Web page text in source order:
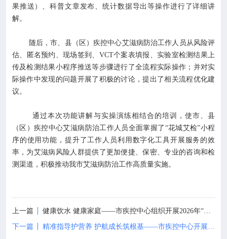
果推送）、科普文章发布、统计数据导出等操作进行了详细讲
解。
随后，市、县（区）疾控中心艾滋病防治工作人员从风险评
估、匿名预约、现场签到、VCT个案表填报、实验室检测结果上
传及检测结果小程序推送等步骤进行了全流程实际操作；并对实
际操作中发现的问题开展了积极的讨论，提出了相关流程优化建
议。
通过本次功能讲解与实操演练相结合的培训，使市、县
（区）疾控中心艾滋病防治工作人员全面掌握了“花城艾检”小程
序的使用功能，提升了工作人员利用数字化工具开展服务的效
率，为艾滋病风险人群提供了更加便捷、保密、专业的咨询和检
测渠道，积极推动我市艾滋病防治工作高质量实施。
上一篇
健康饮水 健康家庭——市疾控中心组织开展2026年“世界水日”宣传活动
下一篇